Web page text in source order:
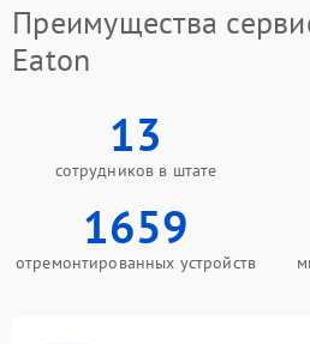
Преимущества
Eaton
13
сотрудников в штате
1659
отремонтированных устройств